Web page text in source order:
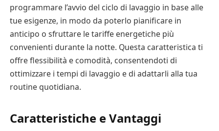
programmare l’avvio del ciclo di lavaggio in base alle
tue esigenze, in modo da poterlo pianificare in
anticipo o sfruttare le tariffe energetiche più
convenienti durante la notte. Questa caratteristica ti
offre flessibilità e comodità, consentendoti di
ottimizzare i tempi di lavaggio e di adattarli alla tua
routine quotidiana.
Caratteristiche e Vantaggi